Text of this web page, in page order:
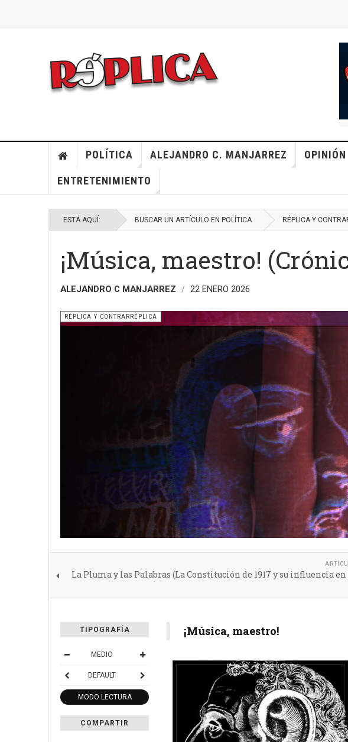
POLÍTICA ALEJANDRO C. MANJARREZ OPINIÓN
ENTRETENIMIENTO
ESTÁ AQUÍ: BUSCAR UN ARTÍCULO EN POLÍTICA RÉPLICA Y
¡Música, maestro!
ALEJANDRO C MANJARREZ 22 ENERO 2026
RÉPLICA Y CONTRARRÉPLICA
La Pluma y las Palabras (La Constitución de 1917 y su influencia
TIPOGRAFÍA
MEDIO
DEFAULT
MODO LECTURA
COMPARTIR
¡Música, maestro!